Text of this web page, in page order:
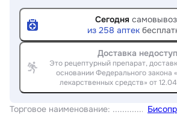
Торговое наименование:
Сегодня самовывоз
из 258 аптек
Доставка
Это рецептурный препарат,
основании Федерального закона
лекарственных средств» от